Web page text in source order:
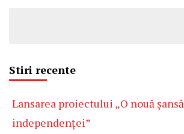
Stiri recente
Lansarea proiectului „O nouă șansă
independenței”